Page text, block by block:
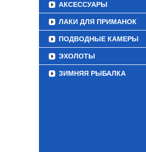
АКСЕССУАРЫ
ЛАКИ ДЛЯ ПРИМАНОК
ПОДВОДНЫЕ КАМЕРЫ
ЭХОЛОТЫ
ЗИМНЯЯ РЫБАЛКА